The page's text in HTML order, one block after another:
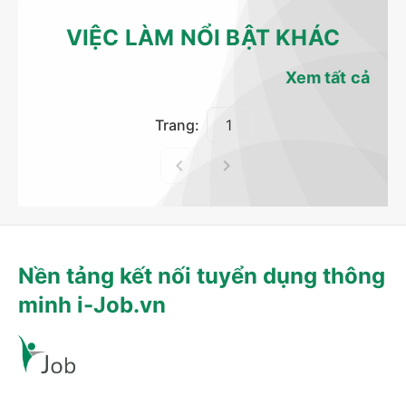
VIỆC LÀM NỔI BẬT KHÁC
Xem tất cả
Trang:
Nền tảng kết nối tuyển dụng thông
minh i-Job.vn